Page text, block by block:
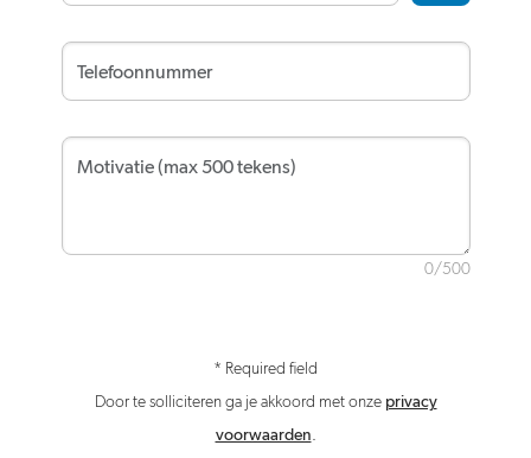
0/500
* Required field
Door te solliciteren ga je akkoord met onze privacy
voorwaarden